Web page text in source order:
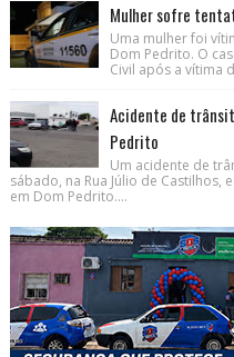
Mulher sofre
Uma mulher foi
Dom Pedrito. O
Civil após a vítima
Acidente de
Pedrito
Um acidente de
sábado, na Rua Júlio de Castilhos,
em Dom Pedrito....